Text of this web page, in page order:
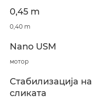
0,45 m
0,40 m
Nano USM
мотор
Стабилизација на
сликата